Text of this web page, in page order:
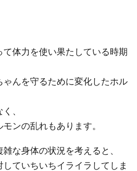
体力を使い果たしている時期
んを守るために変化したホル
、
ンの乱れもあります。
な身体の状況を考えると、
していちいちイライラしてしま